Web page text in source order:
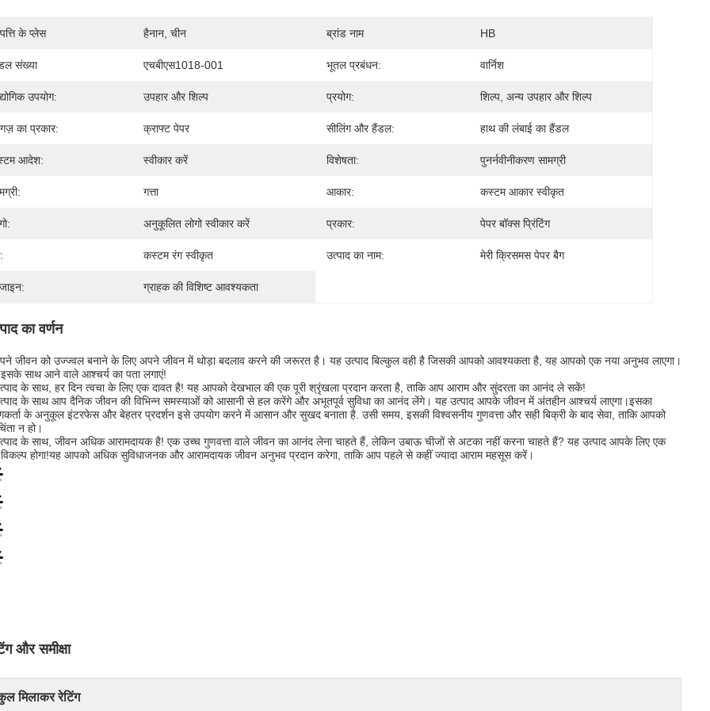
के प्लेस हैनान, चीन ब्रांड नाम HB
संख्या एचबीएस1018-001 भूतल प्रबंधन: वार्निश
उपयोग: उपहार और शिल्प प्रयोग: शिल्प, अन्य उपहार और शिल्प
का प्रकार: क्राफ्ट पेपर सीलिंग और हैंडल: हाथ की लंबाई का हैंडल
आदेश: स्वीकार करें विशेषता: पुनर्नवीनीकरण सामग्री
गत्ता आकार: कस्टम आकार स्वीकृत
अनुकूलित लोगो स्वीकार करें प्रकार: पेपर बॉक्स प्रिंटिंग
कस्टम रंग स्वीकृत उत्पाद का नाम: मेरी क्रिसमस पेपर बैग
ग्राहक की विशिष्ट आवश्यकता
का वर्णन
जीवन को उज्ज्वल बनाने के लिए अपने जीवन में थोड़ा बदलाव करने की जरूरत है। यह उत्पाद बिल्कुल वही है जिसकी आपको आवश्यकता है, यह आपको एक नया अनुभव लाएगा।
साथ आने वाले आश्चर्य का पता लगाएं!
के साथ, हर दिन त्वचा के लिए एक दावत है! यह आपको देखभाल की एक पूरी श्रृंखला प्रदान करता है, ताकि आप आराम और सुंदरता का आनंद ले सकें!
के साथ आप दैनिक जीवन की विभिन्न समस्याओं को आसानी से हल करेंगे और अभूतपूर्व सुविधा का आनंद लेंगे। यह उत्पाद आपके जीवन में अंतहीन आश्चर्य लाएगा।इसका
के अनुकूल इंटरफेस और बेहतर प्रदर्शन इसे उपयोग करने में आसान और सुखद बनाता है. उसी समय, इसकी विश्वसनीय गुणवत्ता और सही बिक्री के बाद सेवा, ताकि आपको
न हो।
के साथ, जीवन अधिक आरामदायक है! एक उच्च गुणवत्ता वाले जीवन का आनंद लेना चाहते हैं, लेकिन उबाऊ चीजों से अटका नहीं करना चाहते हैं? यह उत्पाद आपके लिए एक
विकल्प होगा!यह आपको अधिक सुविधाजनक और आरामदायक जीवन अनुभव प्रदान करेगा, ताकि आप पहले से कहीं ज्यादा आराम महसूस करें।
और समीक्षा
मिलाकर रेटिंग